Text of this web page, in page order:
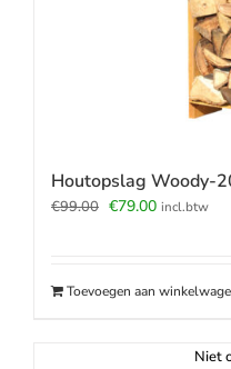
Houtopslag Woody-
€99.00 Oorspronkelijke
€79.00Huidige
incl.btw
Toevoegen aan
Niet